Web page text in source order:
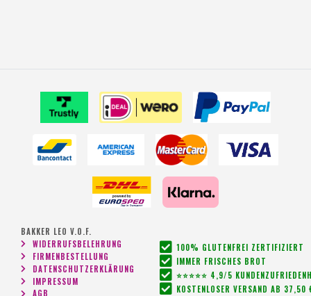
BAKKER LEO V.O.F.
WIDERRUFSBELEHRUNG
FIRMENBESTELLUNG
DATENSCHUTZERKLÄRUNG
IMPRESSUM
AGB
100% GLUTENFREI ZERTIFIZIERT
IMMER FRISCHES BROT
⭐⭐⭐⭐⭐ 4,9/5
KOSTENLOSER VERSAND AB 37,50